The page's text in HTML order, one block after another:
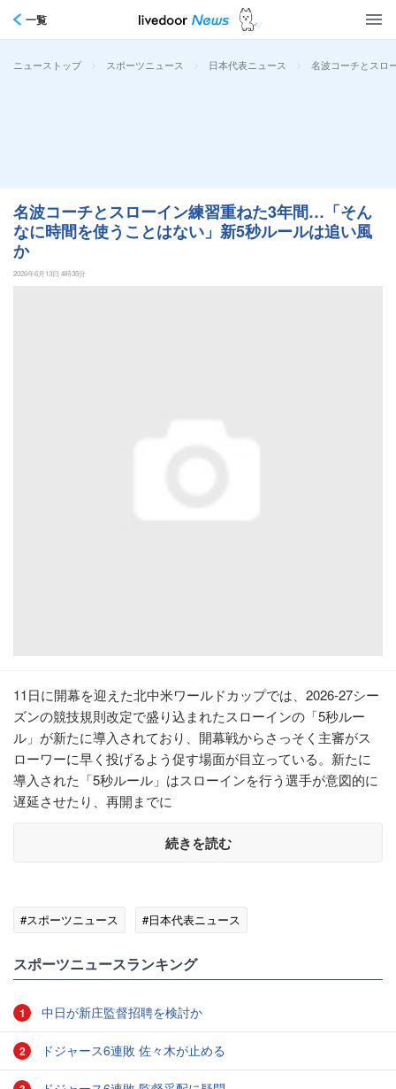
一覧
ニューストップ > スポーツニュース > 日本代表ニュース > 名波コーチとスロ
名波コーチとスローイン練習重ねた3年間…「そん
なに時間を使うことはない」新5秒ルールは追い風
か
2026年6月13日 4時35分
11日に開幕を迎えた北中米ワールドカップでは、2026-27シー
ズンの競技規則改定で盛り込まれたスローインの「5秒ルー
ル」が新たに導入されており、開幕戦からさっそく主審がス
ローワーに早く投げるよう促す場面が目立っている。新たに
導入された「5秒ルール」はスローインを行う選手が意図的に
遅延させたり、再開までに
続きを読む
#スポーツニュース #日本代表ニュース
スポーツニュースランキング
1 中日が新庄監督招聘を検討か
2 ドジャース6連敗 佐々木が止める